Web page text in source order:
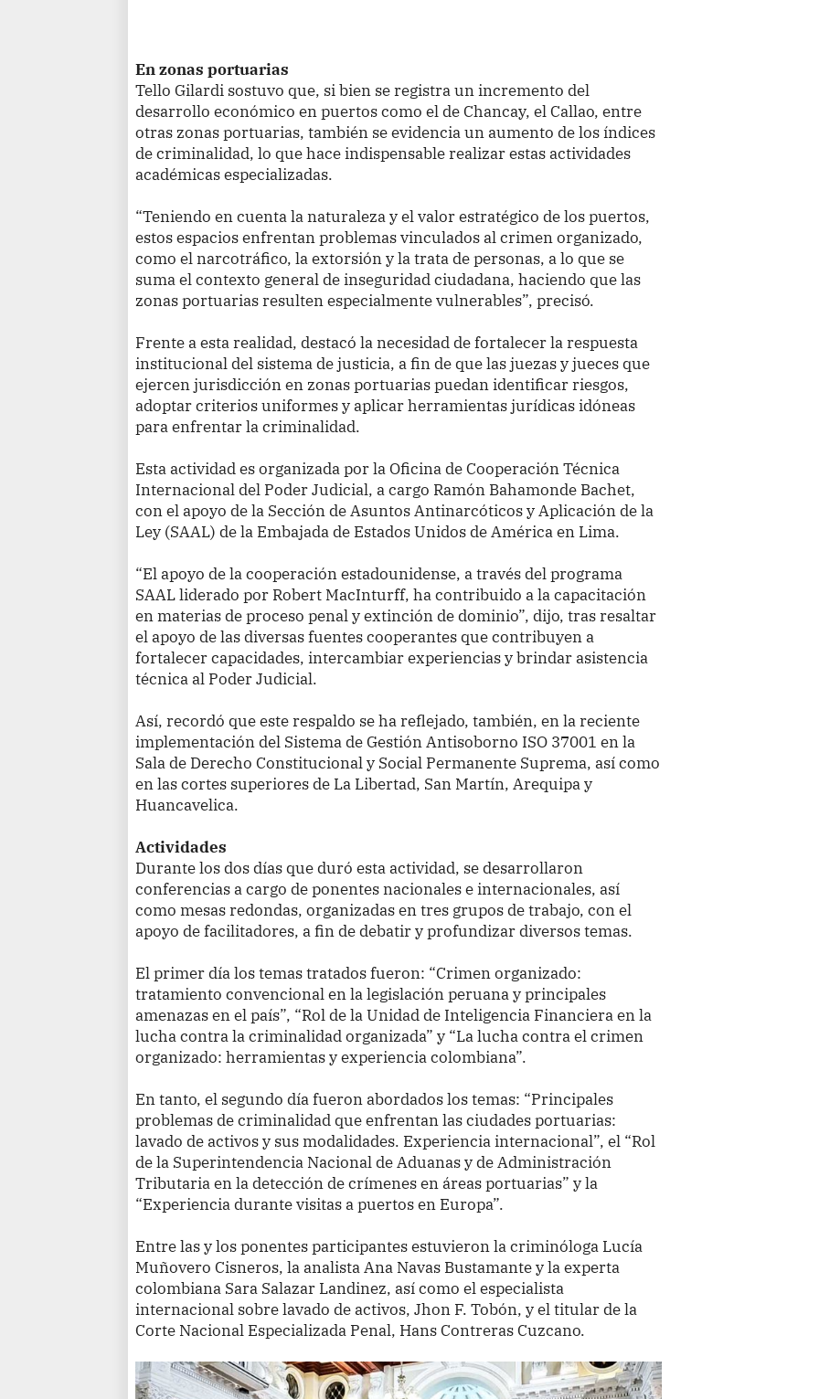
En zonas portuarias
Tello Gilardi sostuvo que, si bien se registra un incremento del
desarrollo económico en puertos como el de Chancay, el Callao, entre
otras zonas portuarias, también se evidencia un aumento de los índices
de criminalidad, lo que hace indispensable realizar estas actividades
académicas especializadas.
“Teniendo en cuenta la naturaleza y el valor estratégico de los puertos,
estos espacios enfrentan problemas vinculados al crimen organizado,
como el narcotráfico, la extorsión y la trata de personas, a lo que se
suma el contexto general de inseguridad ciudadana, haciendo que las
zonas portuarias resulten especialmente vulnerables”, precisó.
Frente a esta realidad, destacó la necesidad de fortalecer la respuesta
institucional del sistema de justicia, a fin de que las juezas y jueces que
ejercen jurisdicción en zonas portuarias puedan identificar riesgos,
adoptar criterios uniformes y aplicar herramientas jurídicas idóneas
para enfrentar la criminalidad.
Esta actividad es organizada por la Oficina de Cooperación Técnica
Internacional del Poder Judicial, a cargo Ramón Bahamonde Bachet,
con el apoyo de la Sección de Asuntos Antinarcóticos y Aplicación de la
Ley (SAAL) de la Embajada de Estados Unidos de América en Lima.
“El apoyo de la cooperación estadounidense, a través del programa
SAAL liderado por Robert MacInturff, ha contribuido a la capacitación
en materias de proceso penal y extinción de dominio”, dijo, tras resaltar
el apoyo de las diversas fuentes cooperantes que contribuyen a
fortalecer capacidades, intercambiar experiencias y brindar asistencia
técnica al Poder Judicial.
Así, recordó que este respaldo se ha reflejado, también, en la reciente
implementación del Sistema de Gestión Antisoborno ISO 37001 en la
Sala de Derecho Constitucional y Social Permanente Suprema, así como
en las cortes superiores de La Libertad, San Martín, Arequipa y
Huancavelica.
Actividades
Durante los dos días que duró esta actividad, se desarrollaron
conferencias a cargo de ponentes nacionales e internacionales, así
como mesas redondas, organizadas en tres grupos de trabajo, con el
apoyo de facilitadores, a fin de debatir y profundizar diversos temas.
El primer día los temas tratados fueron: “Crimen organizado:
tratamiento convencional en la legislación peruana y principales
amenazas en el país”, “Rol de la Unidad de Inteligencia Financiera en la
lucha contra la criminalidad organizada” y “La lucha contra el crimen
organizado: herramientas y experiencia colombiana”.
En tanto, el segundo día fueron abordados los temas: “Principales
problemas de criminalidad que enfrentan las ciudades portuarias:
lavado de activos y sus modalidades. Experiencia internacional”, el “Rol
de la Superintendencia Nacional de Aduanas y de Administración
Tributaria en la detección de crímenes en áreas portuarias” y la
“Experiencia durante visitas a puertos en Europa”.
Entre las y los ponentes participantes estuvieron la criminóloga Lucía
Muñovero Cisneros, la analista Ana Navas Bustamante y la experta
colombiana Sara Salazar Landinez, así como el especialista
internacional sobre lavado de activos, Jhon F. Tobón, y el titular de la
Corte Nacional Especializada Penal, Hans Contreras Cuzcano.